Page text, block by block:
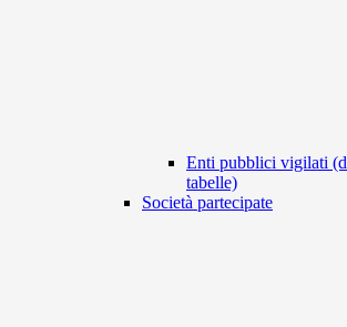
Enti pubblici vigilati
tabelle)
Società partecipate